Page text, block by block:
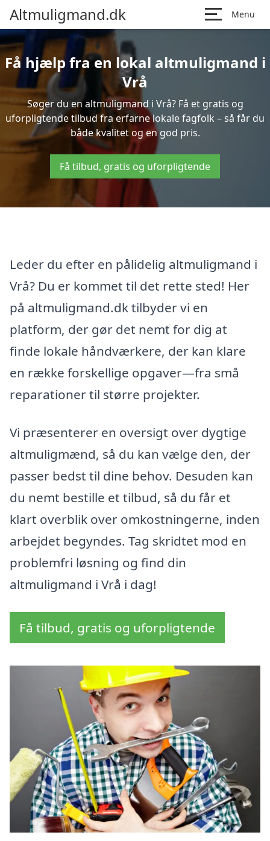
Altmuligmand.dk Menu
Få hjælp fra en lokal altmuligmand i
Vrå
Søger du en altmuligmand i Vrå? Få et gratis og
uforpligtende tilbud fra erfarne lokale fagfolk – så får du
både kvalitet og en god pris.
Få tilbud, gratis og uforpligtende
Leder du efter en pålidelig altmuligmand i
Vrå? Du er kommet til det rette sted! Her
på altmuligmand.dk tilbyder vi en
platform, der gør det nemt for dig at
finde lokale håndværkere, der kan klare
en række forskellige opgaver—fra små
reparationer til større projekter.
Vi præsenterer en oversigt over dygtige
altmuligmænd, så du kan vælge den, der
passer bedst til dine behov. Desuden kan
du nemt bestille et tilbud, så du får et
klart overblik over omkostningerne, inden
arbejdet begyndes. Tag skridtet mod en
problemfri løsning og find din
altmuligmand i Vrå i dag!
Få tilbud, gratis og uforpligtende